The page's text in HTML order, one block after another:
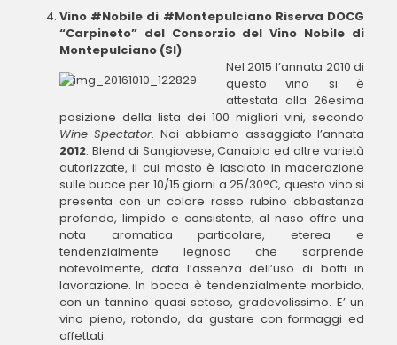
Vino #Nobile di #Montepulciano Riserva DOCG
“Carpineto” del Consorzio del Vino Nobile di
Montepulciano (SI).
Nel 2015 l’annata 2010 di
questo vino si è
attestata alla 26esima
posizione della lista dei 100 migliori vini, secondo
Wine Spectator. Noi abbiamo assaggiato l’annata
2012. Blend di Sangiovese, Canaiolo ed altre varietà
autorizzate, il cui mosto è lasciato in macerazione
sulle bucce per 10/15 giorni a 25/30°C, questo vino si
presenta con un colore rosso rubino abbastanza
profondo, limpido e consistente; al naso offre una
nota aromatica particolare, eterea e
tendenzialmente legnosa che sorprende
notevolmente, data l’assenza dell’uso di botti in
lavorazione. In bocca è tendenzialmente morbido,
con un tannino quasi setoso, gradevolissimo. E’ un
vino pieno, rotondo, da gustare con formaggi ed
affettati.